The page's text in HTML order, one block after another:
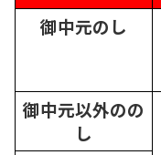
御中元のし
御中元以外のの
し